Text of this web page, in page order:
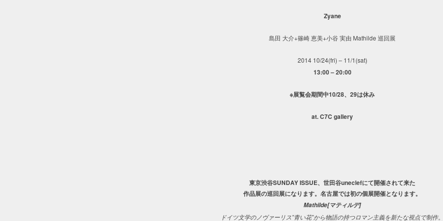
Zyane
島田 大介+篠崎 恵美+小谷 実由 Mathilde 巡回展
2014 10/24(fri) – 11/1(sat)
13:00 – 20:00
※展覧会期間中10/28、29は休み
at. C7C gallery
東京渋谷SUNDAY ISSUE、世田谷uneclefにて開催されて来た
作品展の巡回展になります。名古屋では初の個展開催となります。
Mathilde[マティルデ]
ドイツ文学のノヴァーリス”青い花”から物語の持つロマン主義を新たな視点で制作